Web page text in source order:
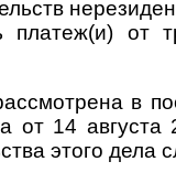
пла­теж(и) от
в
от 14
этого дела